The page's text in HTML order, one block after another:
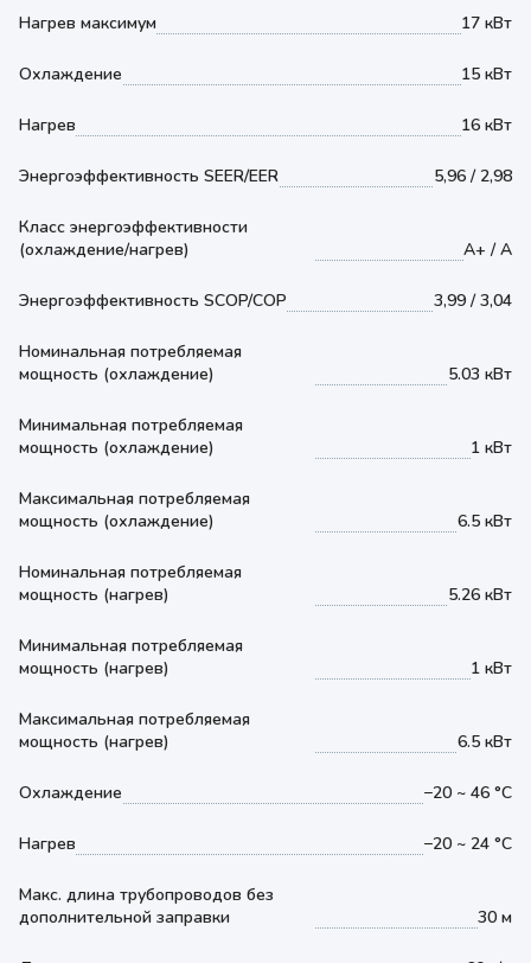
Нагрев максимум 17 кВт
Охлаждение 15 кВт
Нагрев 16 кВт
Энергоэффективность SEER/EER 5,96 / 2,98
Класс энергоэффективности
(охлаждение/нагрев)
А+ / А
Энергоэффективность SCOP/COP 3,99 / 3,04
Номинальная потребляемая
мощность (охлаждение)
5.03 кВт
Минимальная потребляемая
мощность (охлаждение)
1 кВт
Максимальная потребляемая
мощность (охлаждение)
6.5 кВт
Номинальная потребляемая
мощность (нагрев)
5.26 кВт
Минимальная потребляемая
мощность (нагрев)
1 кВт
Максимальная потребляемая
мощность (нагрев)
6.5 кВт
Охлаждение −20 ~ 46 °С
Нагрев −20 ~ 24 °С
Макс. длина трубопроводов без
дополнительной заправки
30 м